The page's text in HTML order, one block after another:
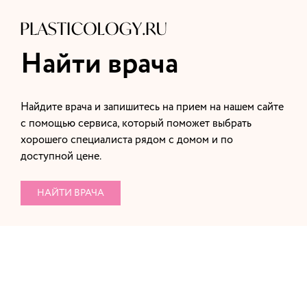
Найти врача
Найдите врача и запишитесь на прием на нашем сайте
с помощью сервиса, который поможет выбрать
хорошего специалиста рядом с домом и по
доступной цене.
НАЙТИ ВРАЧА